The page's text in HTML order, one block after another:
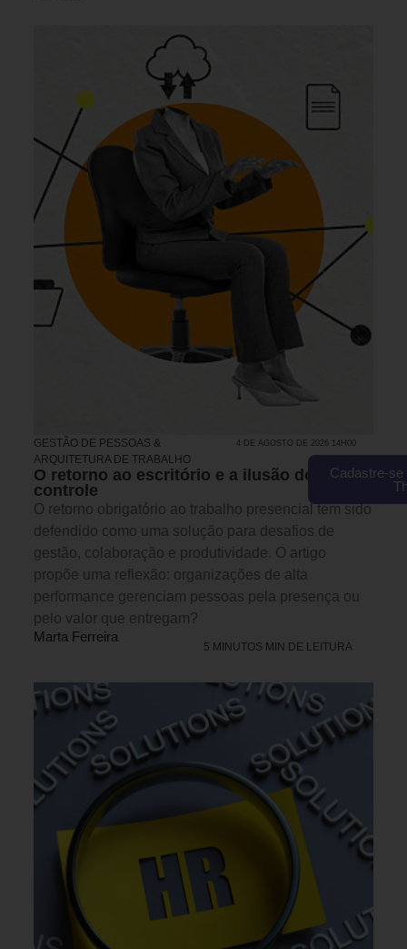
GESTÃO DE PESSOAS &
ARQUITETURA DE TRABALHO
4 DE AGOSTO DE 2026 14H00
O retorno ao escritório e a ilusão do
controle
O retorno obrigatório ao trabalho presencial tem sido
defendido como uma solução para desafios de
gestão, colaboração e produtividade. O artigo
propõe uma reflexão: organizações de alta
performance gerenciam pessoas pela presença ou
pelo valor que entregam?
Marta Ferreira
5 MINUTOS MIN DE LEITURA
Cadastre-